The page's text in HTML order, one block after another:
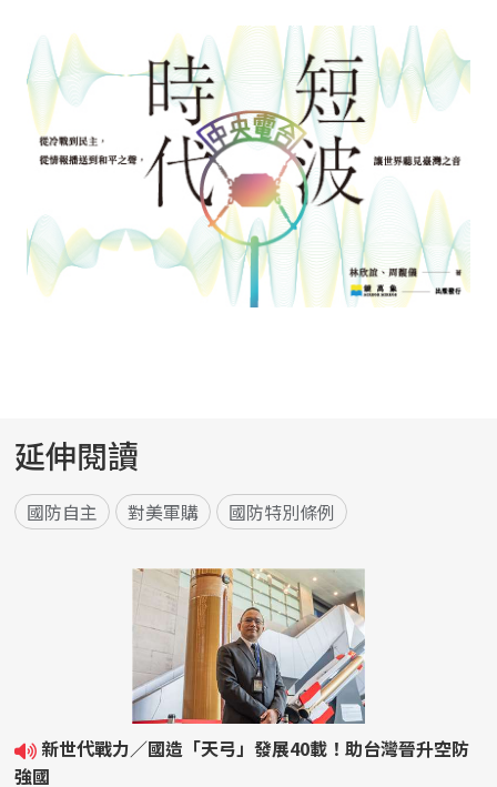
延伸閱讀
國防自主 對美軍購 國防特別條例
強國